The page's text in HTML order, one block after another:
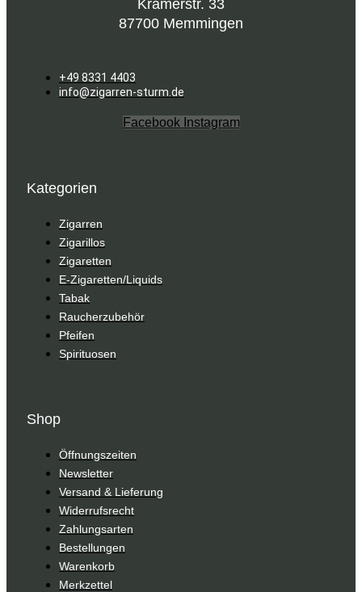
Kramerstr. 33
87700 Memmingen
+49 8331 4403
info@zigarren-sturm.de
Facebook Instagram
Kategorien
Zigarren
Zigarillos
Zigaretten
E-Zigaretten/Liquids
Tabak
Raucherzubehör
Pfeifen
Spirituosen
Shop
Öffnungszeiten
Newsletter
Versand & Lieferung
Widerrufsrecht
Zahlungsarten
Bestellungen
Warenkorb
Merkzettel